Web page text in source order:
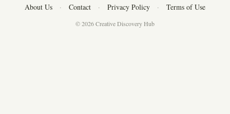
About Us · Contact · Privacy Policy · Terms of Use
© 2026 Creative Discovery Hub